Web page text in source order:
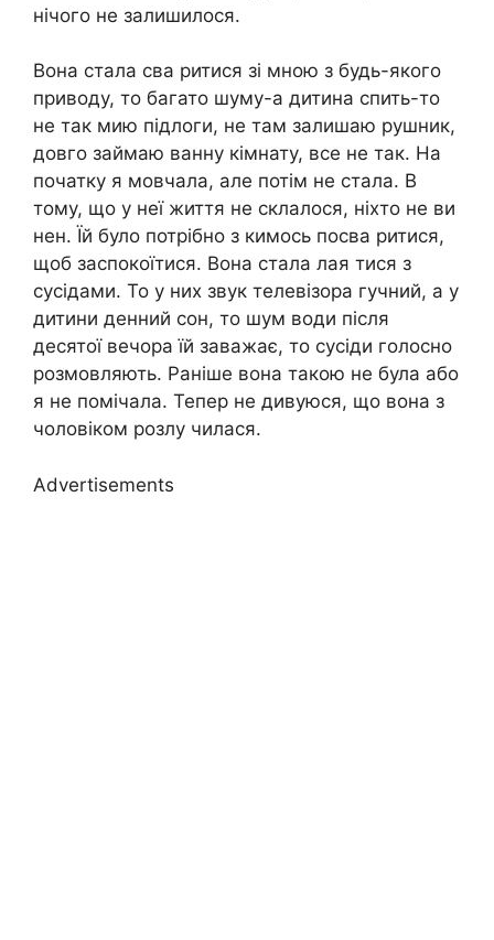
нічого не залишилося.
Вона стала сва ритися зі мною з будь-якого
приводу, то багато шуму-а дитина спить-то
не так мию підлоги, не там залишаю рушник,
довго займаю ванну кімнату, все не так. На
початку я мовчала, але потім не стала. В
тому, що у неї життя не склалося, ніхто не ви
нен. Їй було потрібно з кимось посва ритися,
щоб заспокоїтися. Вона стала лая тися з
сусідами. То у них звук телевізора гучний, а у
дитини денний сон, то шум води після
десятої вечора їй заважає, то сусіди голосно
розмовляють. Раніше вона такою не була або
я не помічала. Тепер не дивуюся, що вона з
чоловіком розлу чилася.
Advertisements